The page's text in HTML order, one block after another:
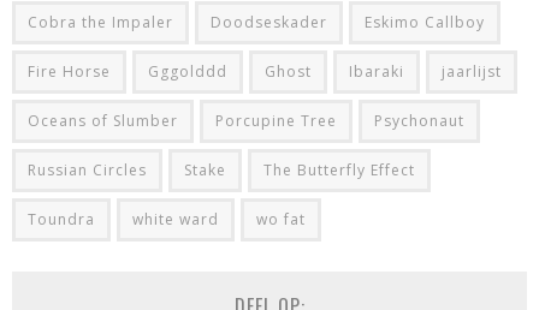
Cobra the Impaler Doodseskader Eskimo Callboy
Fire Horse Gggolddd Ghost Ibaraki jaarlijst
Oceans of Slumber Porcupine Tree Psychonaut
Russian Circles Stake The Butterfly Effect
Toundra white ward wo fat